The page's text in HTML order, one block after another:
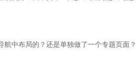
中布局的？还是单独做了一个专题页面？